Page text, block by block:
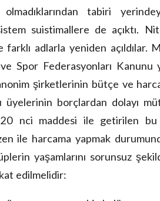
tabiri
suistimallere de açıktı.
farklı adlarla yeniden
ve Spor Federasyonları
şirketlerinin bütçe ve
borçlardan dolayı
20 nci maddesi ile getirilen
ile harcama yapmak
yaşamlarını sorunsuz
edilmelidir: